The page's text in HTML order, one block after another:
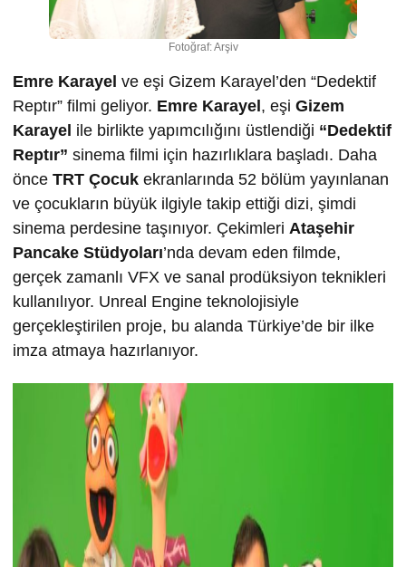
Fotoğraf: Arşiv
Emre Karayel ve eşi Gizem Karayel’den “Dedektif
Reptır” filmi geliyor. Emre Karayel, eşi Gizem
Karayel ile birlikte yapımcılığını üstlendiği “Dedektif
Reptır” sinema filmi için hazırlıklara başladı. Daha
önce TRT Çocuk ekranlarında 52 bölüm yayınlanan
ve çocukların büyük ilgiyle takip ettiği dizi, şimdi
sinema perdesine taşınıyor. Çekimleri Ataşehir
Pancake Stüdyoları’nda devam eden filmde,
gerçek zamanlı VFX ve sanal prodüksiyon teknikleri
kullanılıyor. Unreal Engine teknolojisiyle
gerçekleştirilen proje, bu alanda Türkiye’de bir ilke
imza atmaya hazırlanıyor.